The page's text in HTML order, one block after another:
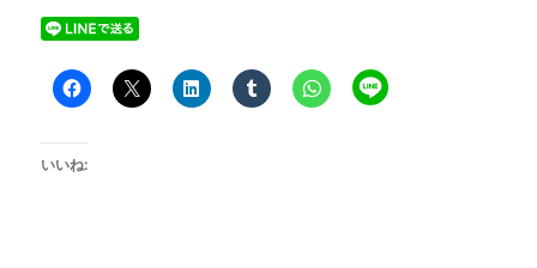
いいね: